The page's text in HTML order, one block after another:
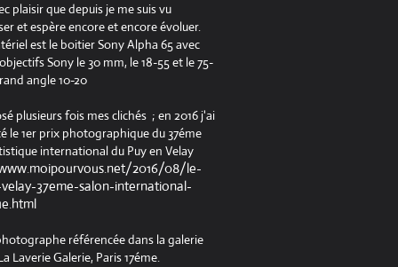
plaisir que depuis je me suis vu
et espère encore et encore évoluer.
est le boitier Sony Alpha 65 avec
Sony le 30 mm, le 18-55 et le 75-
angle 10-20
plusieurs fois mes clichés ; en 2016 j'ai
le 1er prix photographique du 37éme
international du Puy en Velay
2016/08/le-
37eme-salon-international-
référencée dans la galerie
Laverie Galerie, Paris 17éme.